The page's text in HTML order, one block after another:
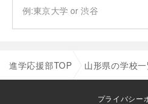
進学応援部TOP 山形県の学校一
プライバシー